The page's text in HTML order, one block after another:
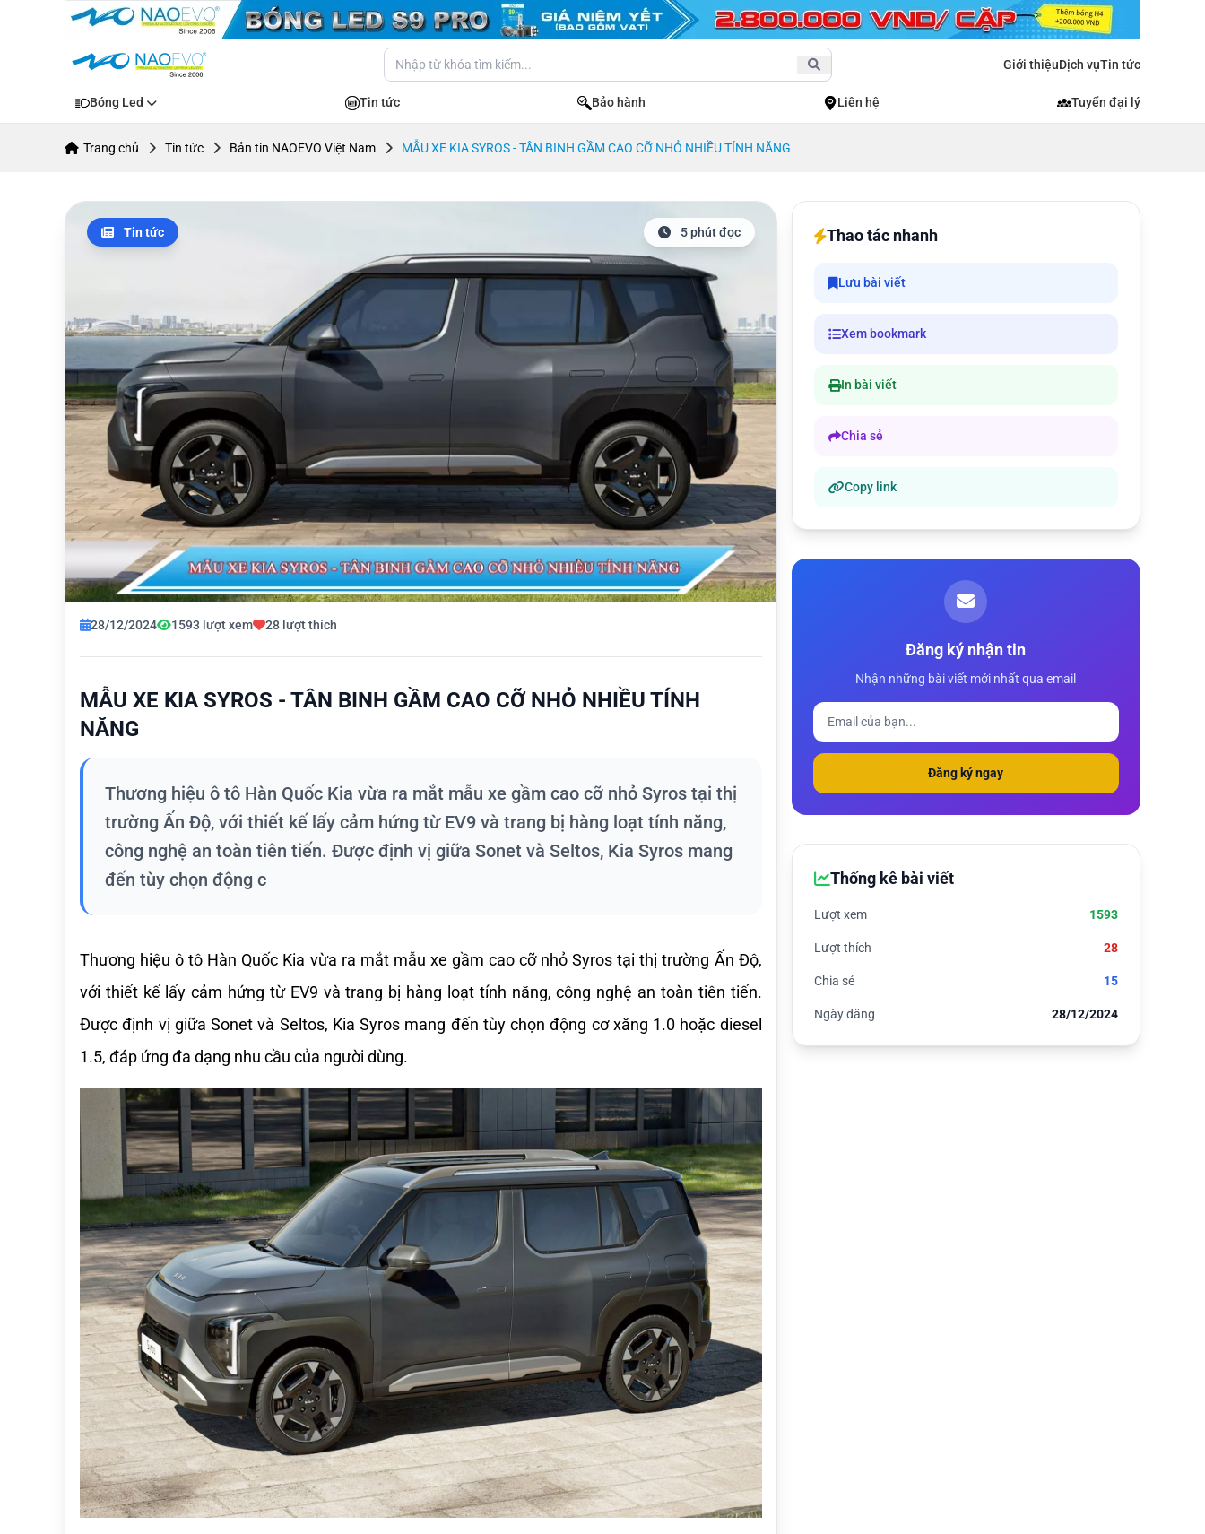
Giới thiệuDịch vụTin tức
Bóng Led Tin tức Bảo hành Liên hệ Tuyển đại lý
Trang chủ Tin tức Bản tin NAOEVO Việt Nam MẪU XE KIA SYROS - TÂN BINH GẦM CAO CỠ NHỎ NHIỀU TÍNH NĂNG
Tin tức 5 phút đọc
28/12/2024 1593 lượt xem 28 lượt thích
MẪU XE KIA SYROS - TÂN BINH GẦM CAO CỠ NHỎ NHIỀU TÍNH
NĂNG
Thương hiệu ô tô Hàn Quốc Kia vừa ra mắt mẫu xe gầm cao cỡ nhỏ Syros tại thị
trường Ấn Độ, với thiết kế lấy cảm hứng từ EV9 và trang bị hàng loạt tính năng,
công nghệ an toàn tiên tiến. Được định vị giữa Sonet và Seltos, Kia Syros mang
đến tùy chọn động c
Thương hiệu ô tô Hàn Quốc Kia vừa ra mắt mẫu xe gầm cao cỡ nhỏ Syros tại thị trường Ấn Độ,
với thiết kế lấy cảm hứng từ EV9 và trang bị hàng loạt tính năng, công nghệ an toàn tiên tiến.
Được định vị giữa Sonet và Seltos, Kia Syros mang đến tùy chọn động cơ xăng 1.0 hoặc diesel
1.5, đáp ứng đa dạng nhu cầu của người dùng.
Thao tác nhanh
Lưu bài viết
Xem bookmark
In bài viết
Chia sẻ
Copy link
Đăng ký nhận tin
Nhận những bài viết mới nhất qua email
Đăng ký ngay
Thống kê bài viết
Lượt xem 1593
Lượt thích 28
Chia sẻ 15
Ngày đăng 28/12/2024